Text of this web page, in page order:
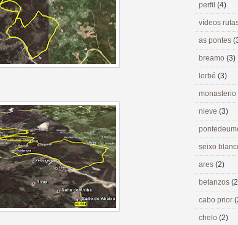
perfil (4)
vídeos
as pontes
breamo (3)
lorbé (3)
nieve (3)
seixo
ares (2)
betanzos
cabo prior
chelo (2)